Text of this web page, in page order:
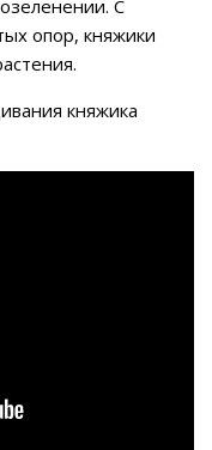
С
опор, княжики
княжика